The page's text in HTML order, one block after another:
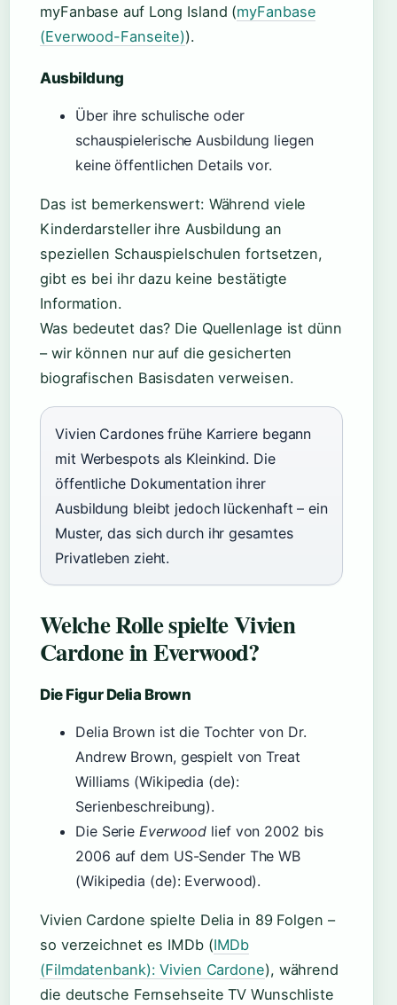
myFanbase auf Long Island (myFanbase
(Everwood-Fanseite)).
Ausbildung
Über ihre schulische oder
schauspielerische Ausbildung liegen
keine öffentlichen Details vor.
Das ist bemerkenswert: Während viele
Kinderdarsteller ihre Ausbildung an
speziellen Schauspielschulen fortsetzen,
gibt es bei ihr dazu keine bestätigte
Information.
Was bedeutet das? Die Quellenlage ist dünn
– wir können nur auf die gesicherten
biografischen Basisdaten verweisen.
Vivien Cardones frühe Karriere begann
mit Werbespots als Kleinkind. Die
öffentliche Dokumentation ihrer
Ausbildung bleibt jedoch lückenhaft – ein
Muster, das sich durch ihr gesamtes
Privatleben zieht.
Welche Rolle spielte Vivien
Cardone in Everwood?
Die Figur Delia Brown
Delia Brown ist die Tochter von Dr.
Andrew Brown, gespielt von Treat
Williams (Wikipedia (de):
Serienbeschreibung).
Die Serie Everwood lief von 2002 bis
2006 auf dem US-Sender The WB
(Wikipedia (de): Everwood).
Vivien Cardone spielte Delia in 89 Folgen –
so verzeichnet es IMDb (IMDb
(Filmdatenbank): Vivien Cardone), während
die deutsche Fernsehseite TV Wunschliste